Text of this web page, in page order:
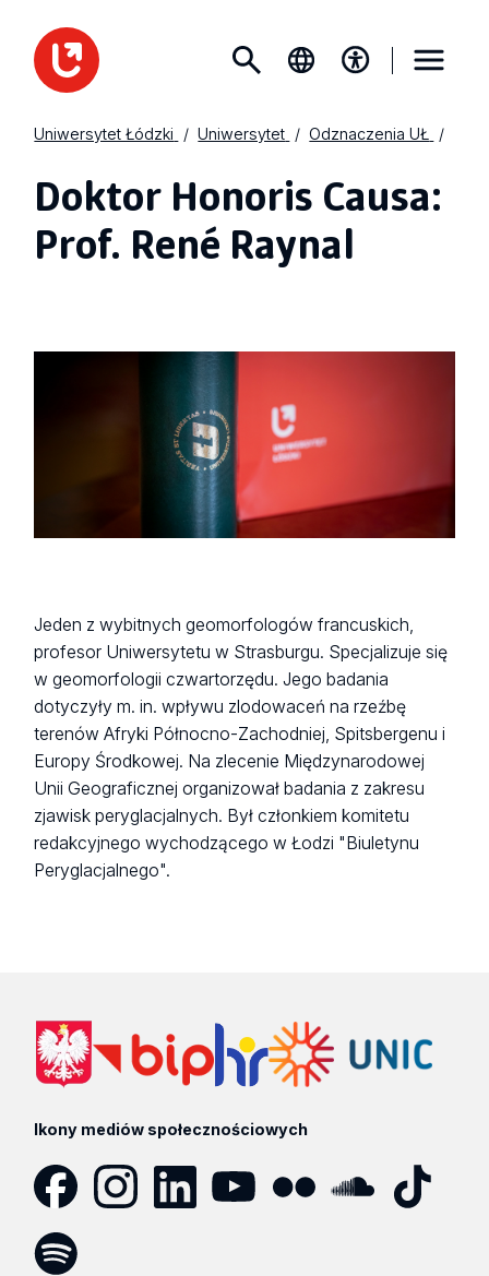
Uniwersytet Łódzki Uniwersytet Odznaczenia UŁ
Doktor Honoris Causa:
Prof. René Raynal
Jeden z wybitnych geomorfologów francuskich,
profesor Uniwersytetu w Strasburgu. Specjalizuje się
w geomorfologii czwartorzędu. Jego badania
dotyczyły m. in. wpływu zlodowaceń na rzeźbę
terenów Afryki Północno-Zachodniej, Spitsbergenu i
Europy Środkowej. Na zlecenie Międzynarodowej
Unii Geograficznej organizował badania z zakresu
zjawisk peryglacjalnych. Był członkiem komitetu
redakcyjnego wychodzącego w Łodzi "Biuletynu
Peryglacjalnego".
Ikony mediów społecznościowych